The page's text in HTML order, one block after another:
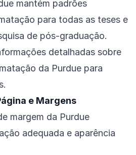
mantém padrões
para todas as teses e
de pós-graduação.
detalhadas sobre
da Purdue para
e Margens
margem da Purdue
adequada e aparência